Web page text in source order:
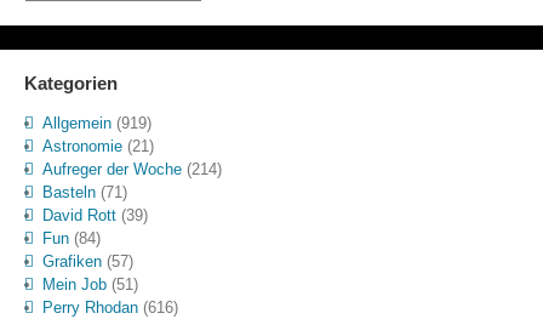
Kategorien
Allgemein(919)
Astronomie(21)
Aufreger der Woche(214)
Basteln(71)
David Rott(39)
Fun(84)
Grafiken(57)
Mein Job(51)
Perry Rhodan(616)